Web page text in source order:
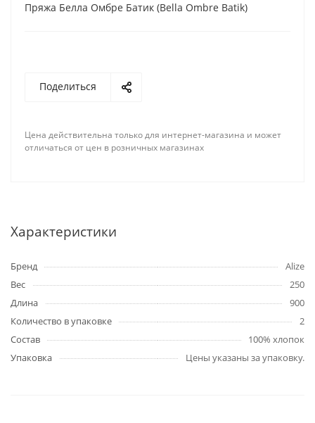
Пряжа Белла Омбре Батик (Bella Ombre Batik)
Поделиться
Цена действительна только для интернет-магазина и может
отличаться от цен в розничных магазинах
Характеристики
Бренд
Alize
Вес
250
Длина
900
Количество в упаковке
2
Состав
100% хлопок
Упаковка
Цены указаны за упаковку.